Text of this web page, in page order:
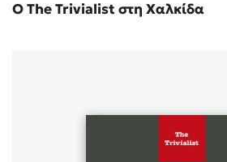
Χάρης Πολίτης
Ο The Trivialist στη Χαλκίδα